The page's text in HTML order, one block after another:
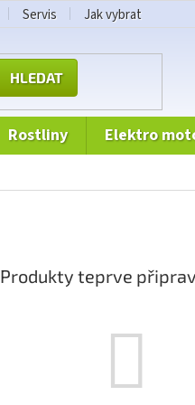
Servis Jak vybrat
HLEDAT
rostliny elektro
Produkty teprve